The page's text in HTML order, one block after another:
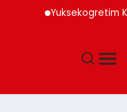
Yuksekogretim